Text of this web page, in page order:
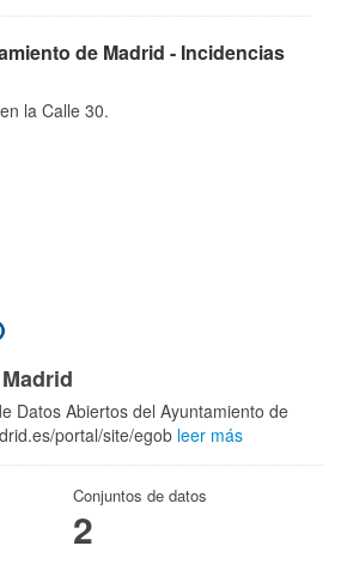
de Madrid - Incidencias
la Calle 30.
Datos Abiertos del Ayuntamiento de
portal/site/egob leer más
Conjuntos de datos
2